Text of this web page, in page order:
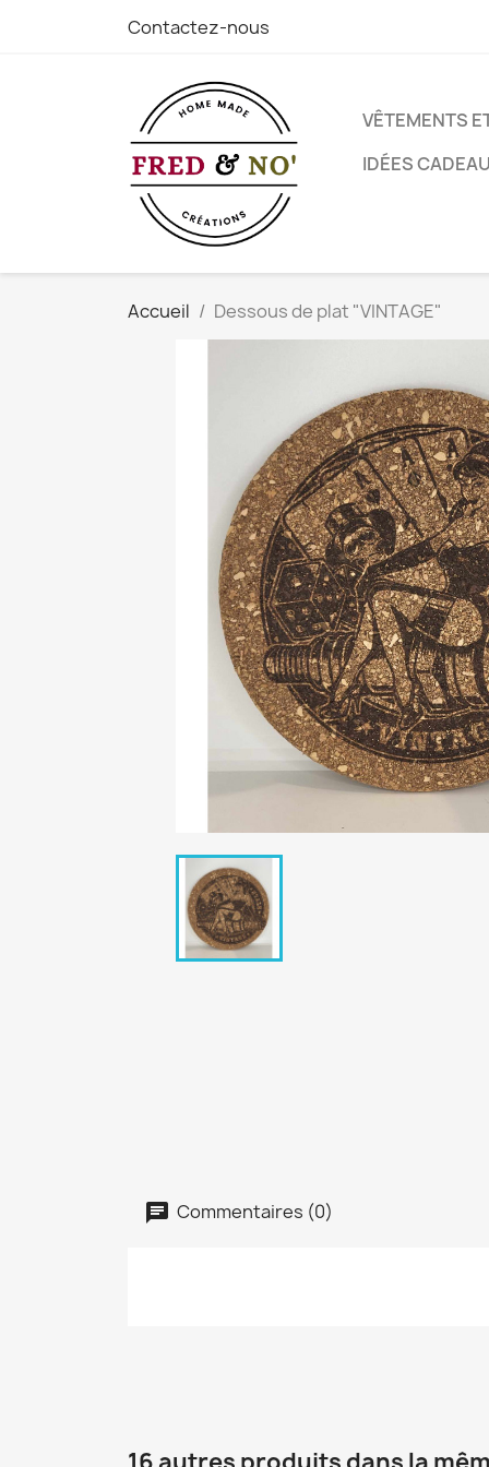
Contactez-nous
VÊTEMENTS
IDÉES
Accueil Dessous de plat "VINTAGE"
Commentaires (0)